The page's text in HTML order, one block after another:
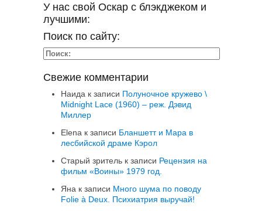
У нас свой Оскар с блэкджеком и
лучшими:
Поиск по сайту:
Свежие комментарии
Наида к записи Полуночное кружево \
Midnight Lace (1960) – реж. Дэвид
Миллер
Elena к записи Бланшетт и Мара в
лесбийской драме Кэрол
Старый зритель к записи Рецензия на
фильм «Воины» 1979 год.
Яна к записи Много шума по поводу
Folie à Deux. Психиатрия выручай!